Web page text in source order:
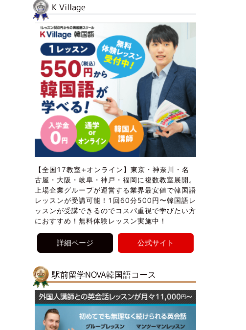
K Village
【全国17教室+オンライン】東京・神奈川・名
古屋・大阪・岐阜・神戸・福岡に複数教室展開。
上場企業グループが運営する業界最安値で韓国語
レッスンが受講可能！1回60分500円〜韓国語レ
ッスンが受講できるのでコスパ重視で学びたい方
におすすめ！無料体験レッスン実施中！
詳細ページ 公式サイト
駅前留学NOVA韓国語コース